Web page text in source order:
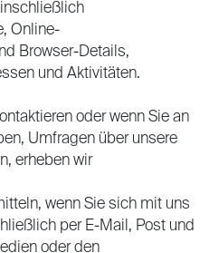
Online-
Browser-Details,
und Aktivitäten.
oder wenn Sie an
Umfragen über unsere
erheben wir
wenn Sie sich mit uns
per E-Mail, Post und
oder den